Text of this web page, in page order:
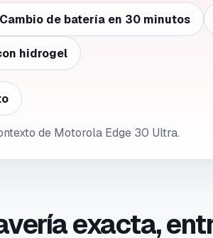
Cambio de batería en 30 minutos
hidrogel
de Motorola Edge 30 Ultra.
exacta,